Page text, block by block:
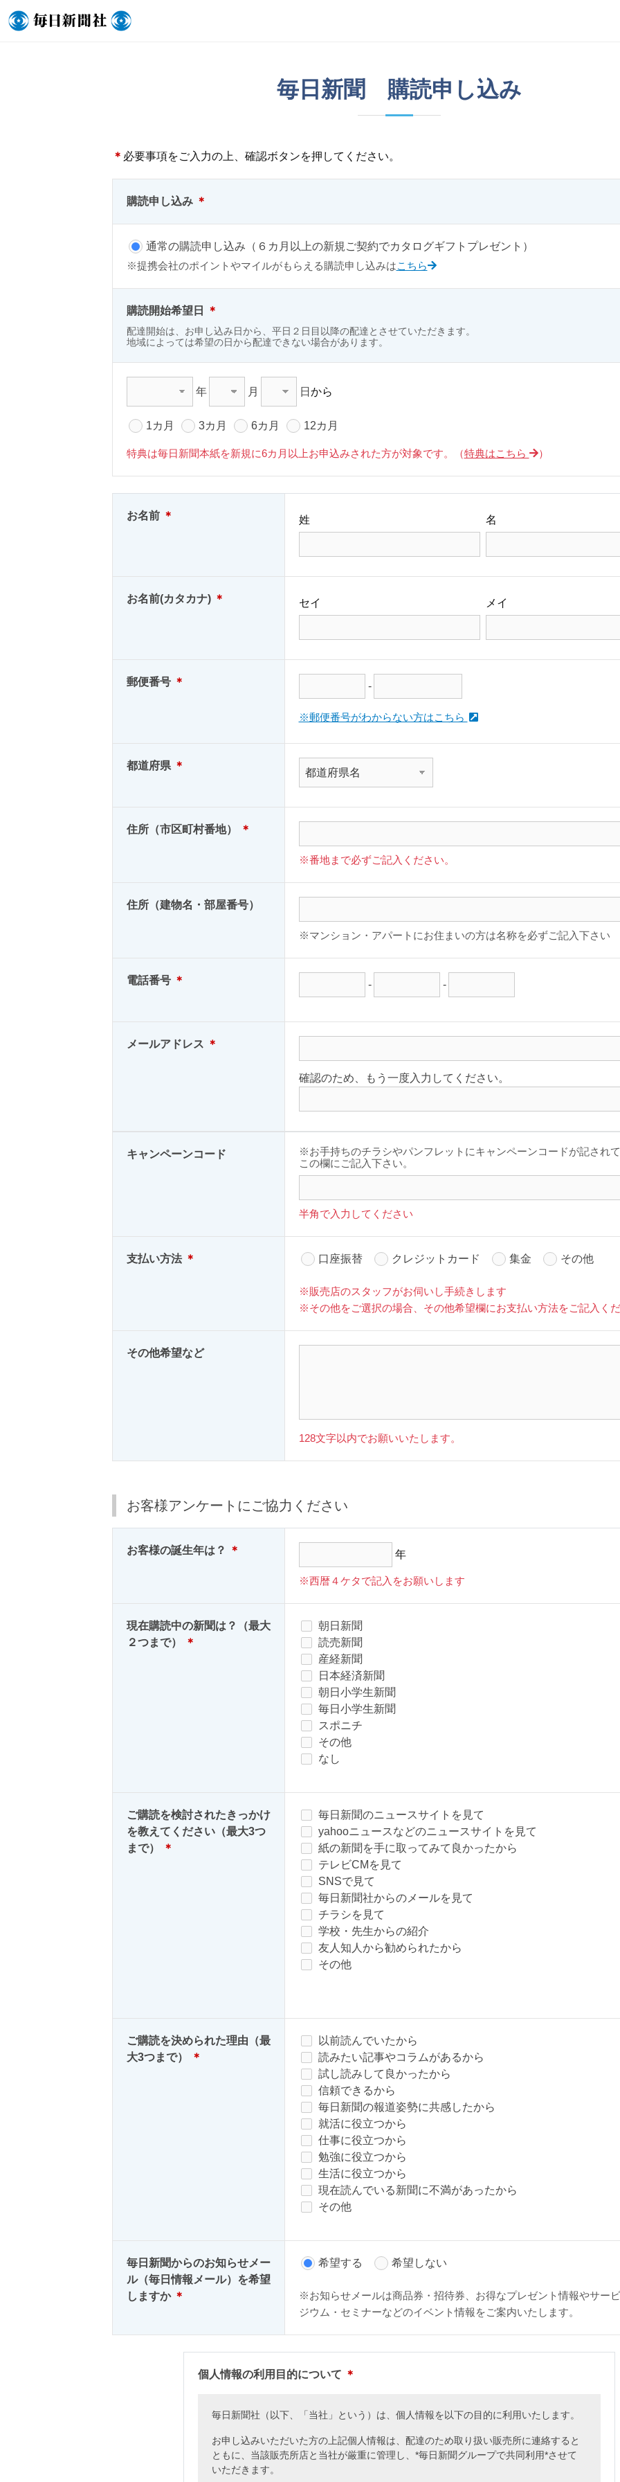
毎日新聞 購読申し込み
＊ 必要事項をご入力の上、確認ボタンを押してください。
購読申し込み ＊
通常の購読申し込み（６カ月以上の新規ご契約でカタログギフトプレゼント）
※提携会社のポイントやマイルがもらえる購読申し込みはこちら
購読開始希望日 ＊
配達開始は、お申し込み日から、平日２日目以降の配達とさせていただきます。
地域によっては希望の日から配達できない場合があります。
年 月 日 から
1カ月 3カ月 6カ月 12カ月
特典は毎日新聞本紙を新規に6カ月以上お申込みされた方が対象です。（特典はこちら ）
お名前 ＊ 姓 名
お名前(カタカナ) ＊ セイ メイ
郵便番号 ＊ -
※郵便番号がわからない方はこちら
都道府県 ＊
住所（市区町村番地） ＊
※番地まで必ずご記入ください。
住所（建物名・部屋番号）
※マンション・アパートにお住まいの方は名称を必ずご記入下さい
電話番号 ＊ - -
メールアドレス ＊
確認のため、もう一度入力してください。
キャンペーンコード
※お手持ちのチラシやパンフレットにキャンペーンコードが記され
この欄にご記入下さい。
半角で入力してください
支払い方法 ＊ 口座振替 クレジットカード 集金 その他
※販売店のスタッフがお伺いし手続きします
※その他をご選択の場合、その他希望欄にお支払い方法をご記入く
その他希望など
128文字以内でお願いいたします。
お客様アンケートにご協力ください
お客様の誕生年は？ ＊ 年
※西暦４ケタで記入をお願いします
現在購読中の新聞は？（最大
２つまで）
＊
朝日新聞
読売新聞
産経新聞
日本経済新聞
朝日小学生新聞
毎日小学生新聞
スポニチ
その他
なし
ご購読を検討されたきっかけ
を教えてください（最大3つ
まで）
＊
毎日新聞のニュースサイトを見て
yahooニュースなどのニュースサイトを見て
紙の新聞を手に取ってみて良かったから
テレビCMを見て
SNSで見て
毎日新聞社からのメールを見て
チラシを見て
学校・先生からの紹介
友人知人から勧められたから
その他
ご購読を決められた理由（最
大3つまで）
＊
以前読んでいたから
読みたい記事やコラムがあるから
試し読みして良かったから
信頼できるから
毎日新聞の報道姿勢に共感したから
就活に役立つから
仕事に役立つから
勉強に役立つから
生活に役立つから
現在読んでいる新聞に不満があったから
その他
毎日新聞からのお知らせメー
ル（毎日情報メール）を希望
しますか ＊
希望する 希望しない
※お知らせメールは商品券・招待券、お得なプレゼント情報やサー
ジウム・セミナーなどのイベント情報をご案内いたします。
個人情報の利用目的について ＊
毎日新聞社（以下、「当社」という）は、個人情報を以下の目的に利用いたします。
お申し込みいただいた方の上記個人情報は、配達のため取り扱い販売所に連絡すると
ともに、当該販売所店と当社が厳重に管理し、*毎日新聞グループで共同利用*させて
いただきます。